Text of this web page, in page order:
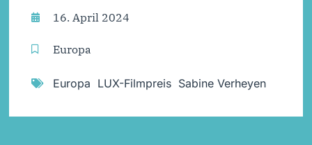
16. April 2024
Europa
Europa LUX-Filmpreis, Sabine Verheyen